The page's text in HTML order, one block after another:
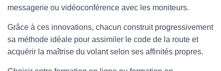
messagerie ou vidéoconférence avec les moniteurs.
Grâce à ces innovations, chacun construit progressivement
sa méthode idéale pour assimiler le code de la route et
acquérir la maîtrise du volant selon ses affinités propres.